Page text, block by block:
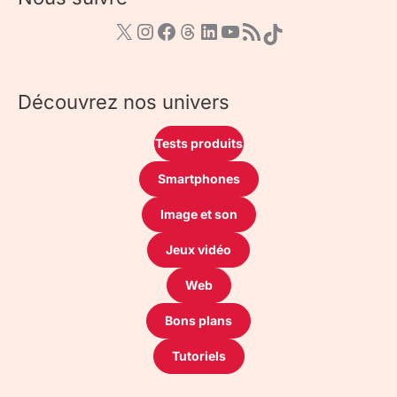
Découvrez nos univers
Tests produits
Smartphones
Image et son
Jeux vidéo
Web
Bons plans
Tutoriels